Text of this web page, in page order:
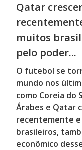
Qatar
muitos
pelo poder...
O futebol se
mundo nos
como Coreia do
Árabes e Qatar
recentemente e
brasileiros,
econômico